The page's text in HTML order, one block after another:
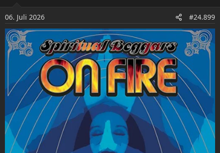
o
n
e
n
:
06. Juli 2026 #24.899